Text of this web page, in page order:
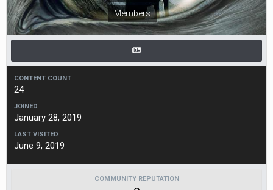
Members
CONTENT COUNT
24
JOINED
January 28, 2019
LAST VISITED
June 9, 2019
COMMUNITY REPUTATION